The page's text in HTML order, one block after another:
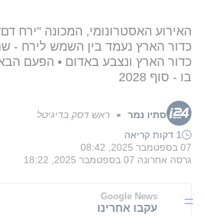
האירוע האסטרונומי, המכונה "ירח
כדור הארץ נעמד בין השמש לירח -
כדור הארץ ונצבע באדום • הפעם
בו - סוף 2028
סתיו נמר ■ ראש דסק בדיגיטל
1 דקות קריאה
07 בספטמבר 2025, 08:42
גרסה אחרונה 07 בספטמבר 2025, 18:22
Google News
עקבו אחרינו